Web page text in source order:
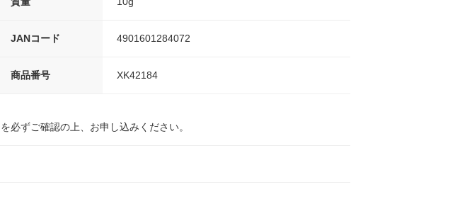
JANコード 4901601284072
商品番号 XK42184
必ずご確認の上、お申し込みください。